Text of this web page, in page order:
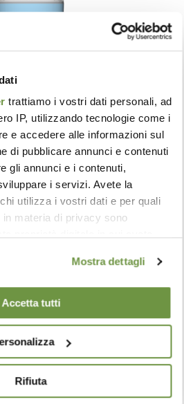
trattiamo i vostri dati personali, ad
IP, utilizzando tecnologie come i
e accedere alle informazioni sul
di pubblicare annunci e contenuti
gli annunci e i contenuti,
i servizi. Avete la
utilizza i vostri dati e per quali
materia di privacy sono
in qualsiasi momento dalla
sezione dettagli
consenso in qualsiasi momento
cookie.
Mostra dettagli
Accetta tutti
Rifiuta